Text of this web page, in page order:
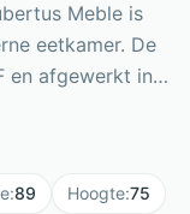
Meble is
eetkamer. De
en afgewerkt in
Dankzij het
kunnen netjes
:89 Hoogte:75